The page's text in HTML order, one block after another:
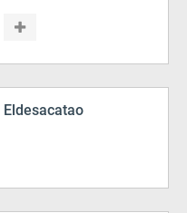
Eldesacatao